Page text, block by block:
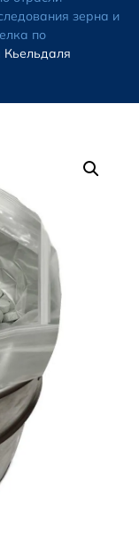
зерна и
по
Кьельдаля